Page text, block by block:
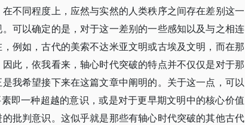
不同程度上，应然与实然的人类秩序之间存在差别这一
可以确定的是，对于这一差别的一些感知以及与之相连
例如，古代的美索不达米亚文明或古埃及文明，而在那
此，依我看来，轴心时代突破的特点并不仅仅是对于那
我希望接下来在这篇文章中阐明的。关于这一点，可以
即一种超越的意识，或是对于更早期文明中的核心价值
批判意识。这似乎就是那些有轴心时代突破的其他古代